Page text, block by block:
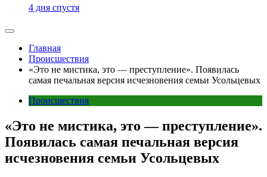
4 дня спустя
Главная
Происшествия
«Это не мистика, это — преступление». Появилась
самая печальная версия исчезновения семьи Усольцевых
Происшествия
«Это не мистика, это — преступление».
Появилась самая печальная версия
исчезновения семьи Усольцевых